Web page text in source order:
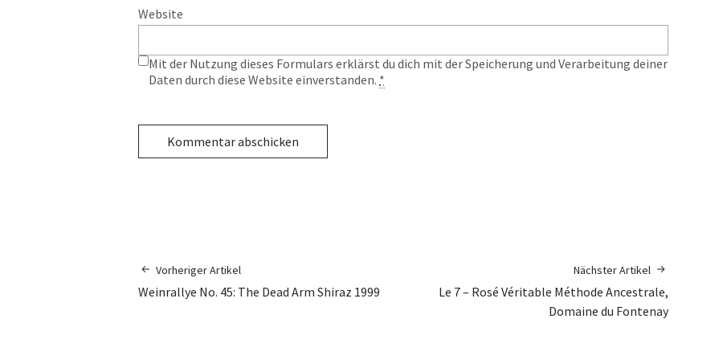
Website
Mit der Nutzung dieses Formulars erklärst du dich mit der Speicherung und Verarbeitung deiner
Daten durch diese Website einverstanden. *
Vorheriger Artikel
Weinrallye No. 45: The Dead Arm Shiraz 1999
Nächster Artikel
Le 7 – Rosé Véritable Méthode Ancestrale,
Domaine du Fontenay